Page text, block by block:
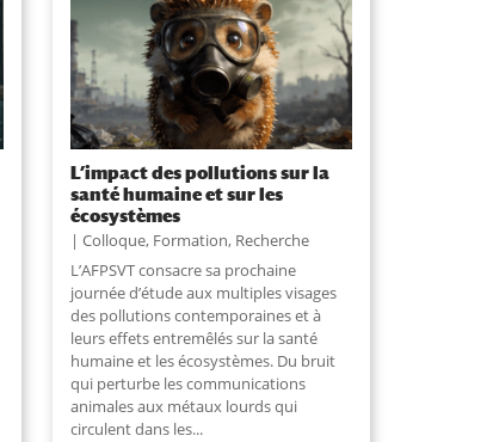
L’impact des pollutions sur la
santé humaine et sur les
écosystèmes
Colloque, Formation, Recherche
L’AFPSVT consacre sa prochaine
journée d’étude aux multiples visages
des pollutions contemporaines et à
leurs effets entremêlés sur la santé
humaine et les écosystèmes. Du bruit
qui perturbe les communications
animales aux métaux lourds qui
circulent dans les...